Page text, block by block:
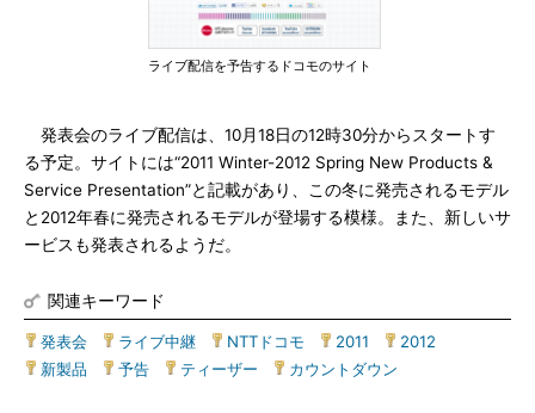
ライブ配信を予告するドコモのサイト
発表会のライブ配信は、10月18日の12時30分からスタートす
る予定。サイトには“2011 Winter-2012 Spring New Products &
Service Presentation”と記載があり、この冬に発売されるモデル
と2012年春に発売されるモデルが登場する模様。また、新しいサ
ービスも発表されるようだ。
関連キーワード
発表会 ライブ中継 NTTドコモ 2011 2012
新製品
予告 ティーザー カウントダウン